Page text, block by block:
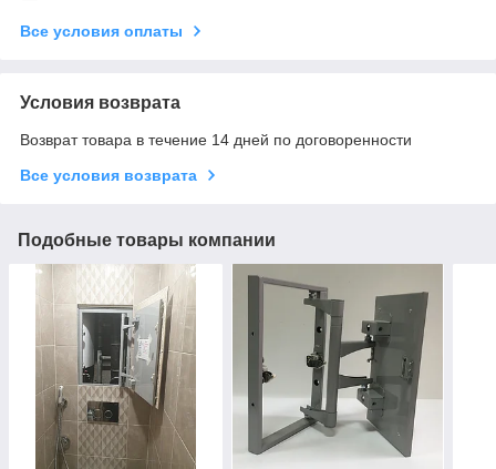
Все условия оплаты
Условия возврата
Возврат товара в течение 14 дней по договоренности
Все условия возврата
Подобные товары компании